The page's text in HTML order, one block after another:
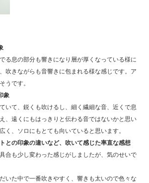
る息の部分も響きになり層が厚くなっている様に
吹きながらも音響きに包まれる様な感じです。ア
うです。
象
いて、鋭くも吹けるし、細く繊細な音、近くで息
、遠くにもはっきりと伝わる音ではないかと思い
く、ソロにもとても向いていると思います。
との印象の違いなど、吹いて感じた率直な感想
合も少し変わった感じがしましたが、気のせいで
いた中で一番吹きやすく、響きも太いので色々な